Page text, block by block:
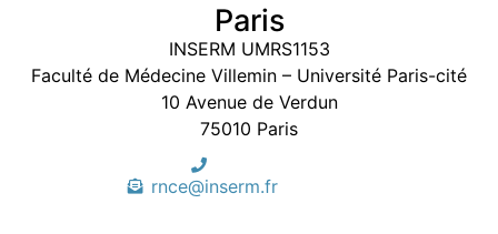
Paris
INSERM UMRS1153
Faculté de Médecine Villemin – Université Paris-cité
10 Avenue de Verdun
75010 Paris
rnce@inserm.fr